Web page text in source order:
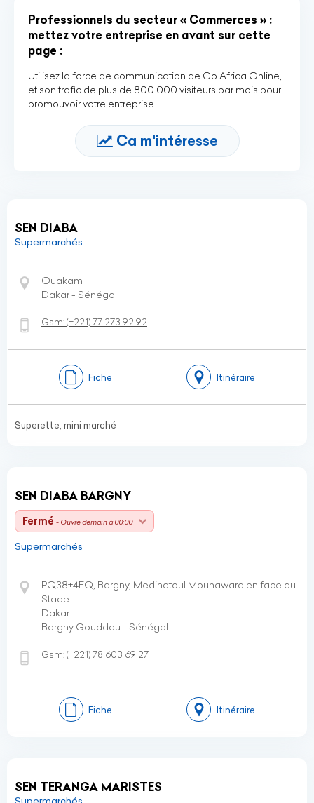
Professionnels du secteur « Commerces » :
mettez votre entreprise en avant sur cette
page :
Utilisez la force de communication de Go Africa Online,
et son trafic de plus de 800 000 visiteurs par mois pour
promouvoir votre entreprise
Ca m'intéresse
SEN DIABA
Supermarchés
Ouakam
Dakar - Sénégal
Gsm:(+221)77 273 92 92
Fiche Itinéraire
Superette, mini marché
SEN DIABA BARGNY
Fermé - Ouvre demain à 00:00
Supermarchés
PQ38+4FQ, Bargny, Medinatoul Mounawara en face du
Stade
Dakar
Bargny Gouddau - Sénégal
Gsm:(+221)78 603 69 27
Fiche Itinéraire
SEN TERANGA MARISTES